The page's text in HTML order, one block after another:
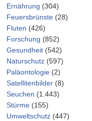
Ernährung (304)
Feuersbrünste (28)
Fluten (426)
Forschung (852)
Gesundheit (542)
Naturschutz (597)
Paläontologie (2)
Satellitenbilder (8)
Seuchen (1.443)
Stürme (155)
Umweltschutz (447)